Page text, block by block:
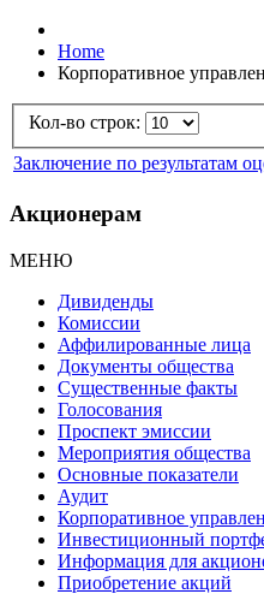
Home
Корпоративное
Кол-во строк:
Заключение по результатам
Акционерам
МЕНЮ
Дивиденды
Комиссии
Аффилированные лица
Документы общества
Существенные факты
Голосования
Проспект эмиссии
Мероприятия общества
Основные показатели
Аудит
Корпоративное
Инвестиционный
Информация для
Приобретение акций